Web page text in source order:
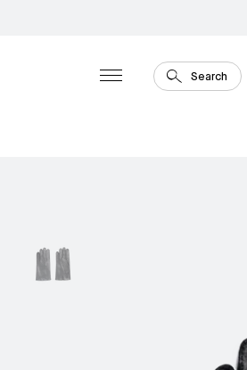
Search